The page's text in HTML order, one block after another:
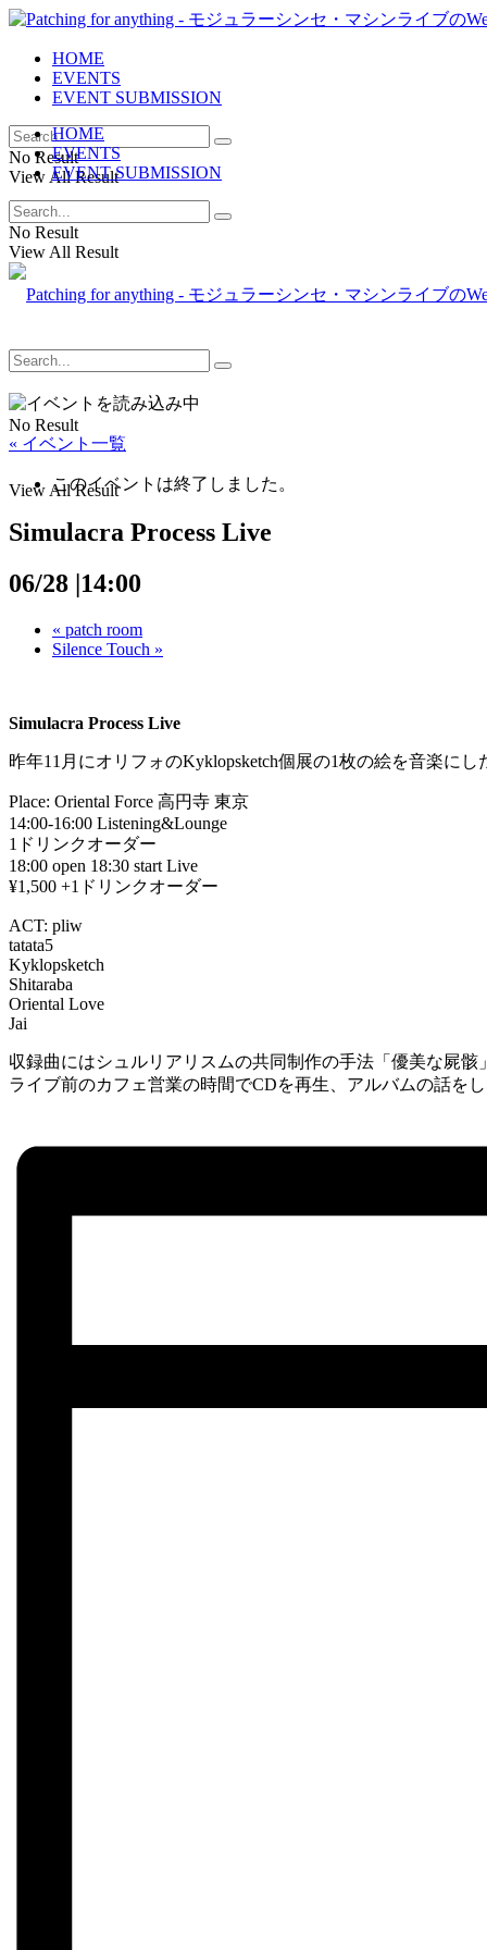
HOME
EVENTS
EVENT SUBMISSION
No Result
View All Result
HOME
EVENTS
EVENT SUBMISSION
No Result
View All Result
No Result
View All Result
« イベント一覧
このイベントは終了しました。
Simulacra Process Live
06/28 |14:00
« patch room
Silence Touch »
Simulacra Process Live
昨年11月にオリフォのKyklopsketch個展の1枚の絵を音楽にし
Place: Oriental Force 高円寺 東京
14:00-16:00 Listening&Lounge
1ドリンクオーダー
18:00 open 18:30 start Live
¥1,500 +1ドリンクオーダー
ACT: pliw
tatata5
Kyklopsketch
Shitaraba
Oriental Love
Jai
収録曲にはシュルリアリスムの共同制作の手法「優美な屍骸
ライブ前のカフェ営業の時間でCDを再生、アルバムの話を